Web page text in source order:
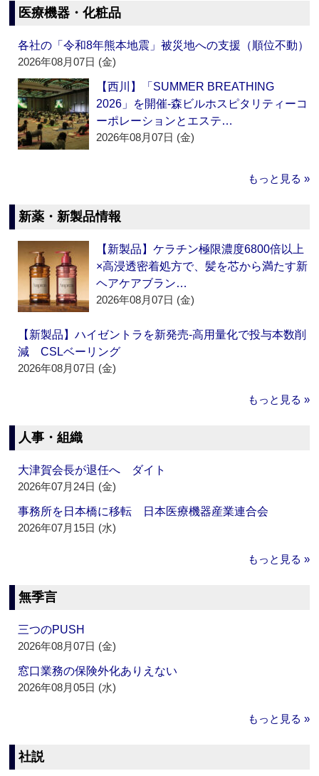
医療機器・化粧品
各社の「令和8年熊本地震」被災地への支援（順位不動）
2026年08月07日 (金)
【西川】「SUMMER BREATHING
2026」を開催‐森ビルホスピタリティーコ
ーポレーションとエステ…
2026年08月07日 (金)
もっと見る »
新薬・新製品情報
【新製品】ケラチン極限濃度6800倍以上
×高浸透密着処方で、髪を芯から満たす新
ヘアケアブラン…
2026年08月07日 (金)
【新製品】ハイゼントラを新発売‐高用量化で投与本数削
減 CSLベーリング
2026年08月07日 (金)
もっと見る »
人事・組織
大津賀会長が退任へ ダイト
2026年07月24日 (金)
事務所を日本橋に移転 日本医療機器産業連合会
2026年07月15日 (水)
もっと見る »
無季言
三つのPUSH
2026年08月07日 (金)
窓口業務の保険外化ありえない
2026年08月05日 (水)
もっと見る »
社説